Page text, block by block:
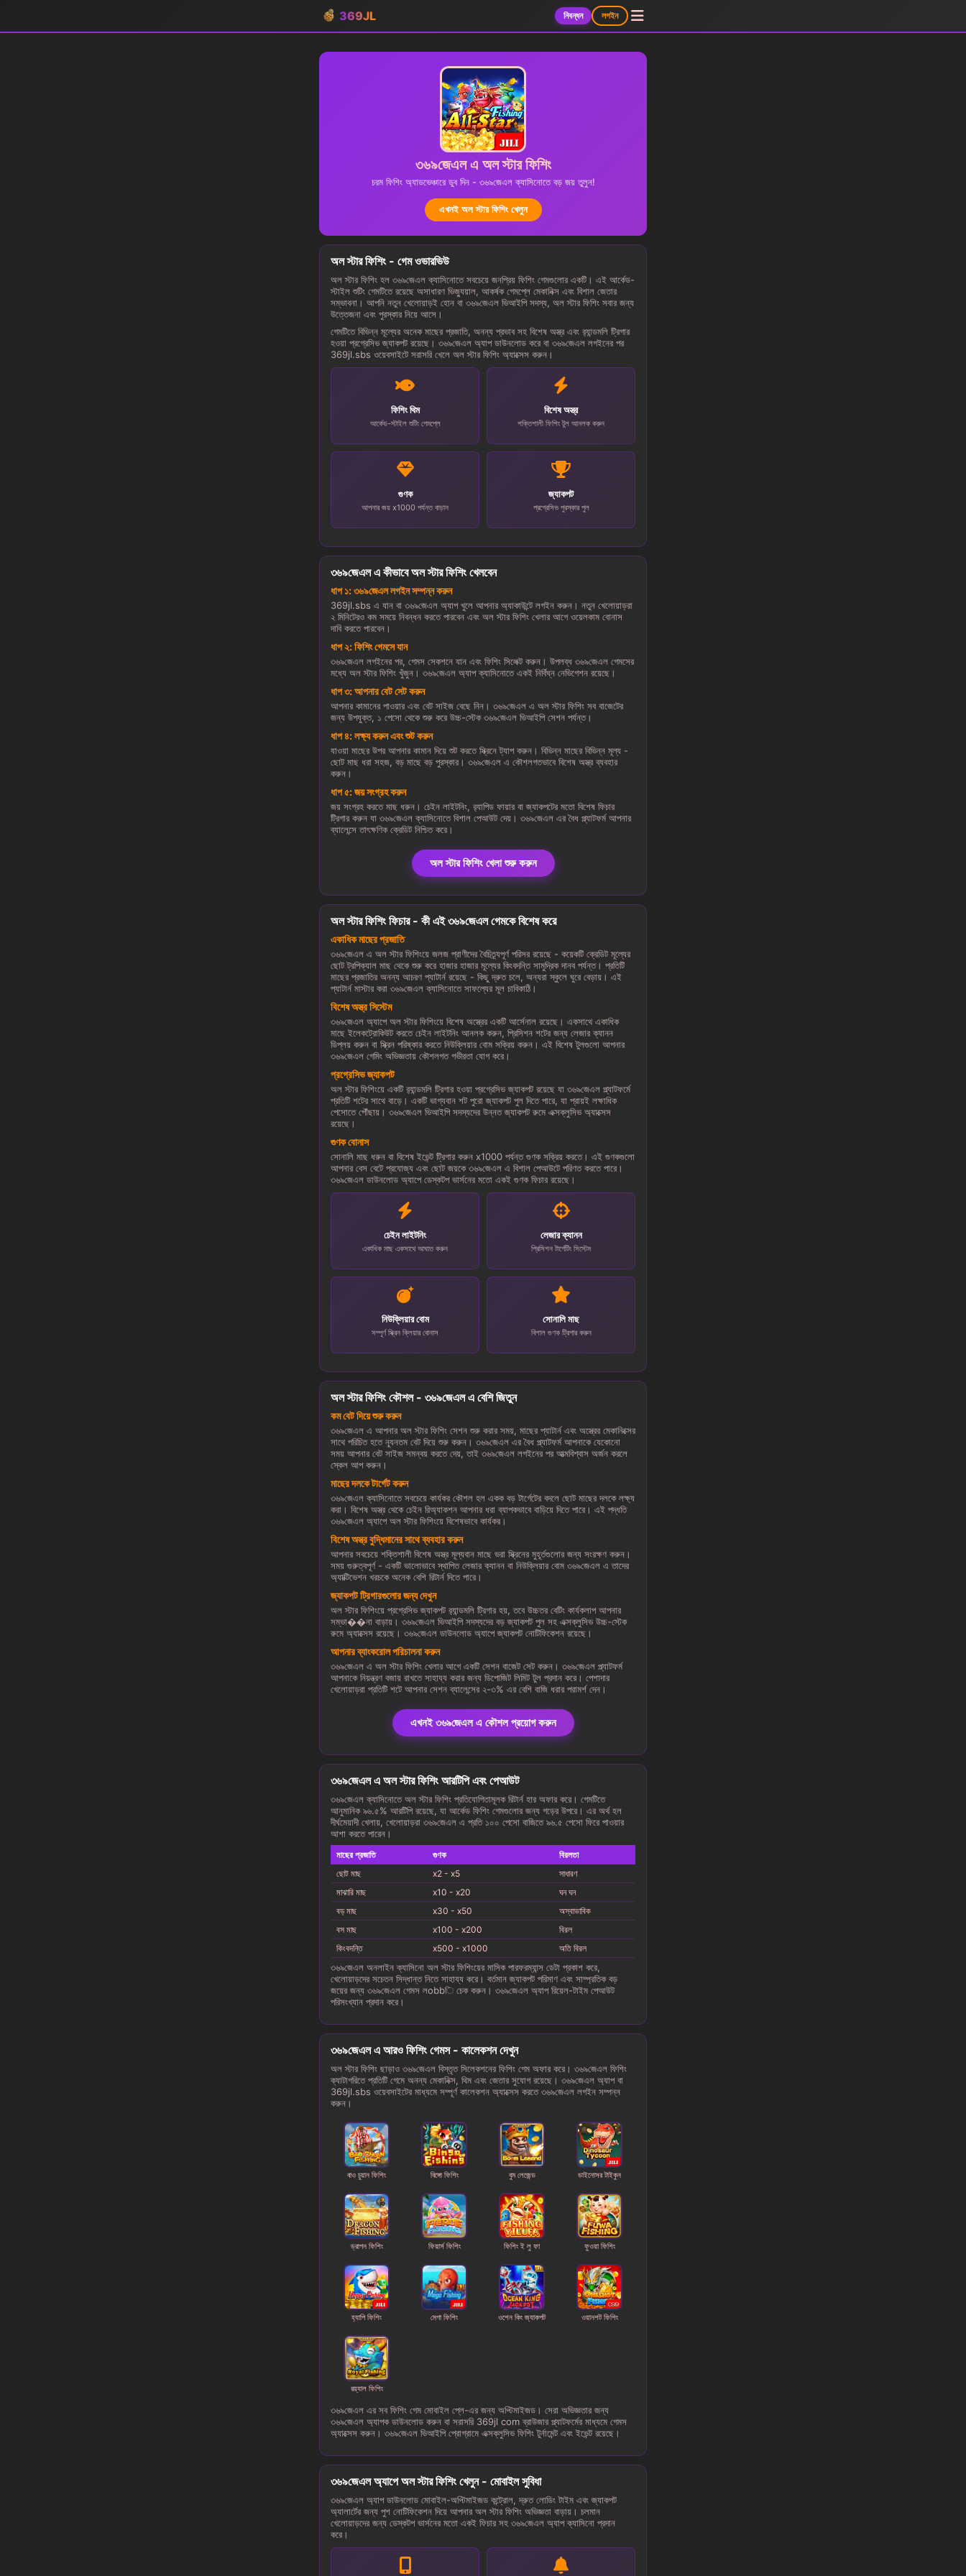
369JL নিবন্ধন লগইন
৩৬৯জেএল এ অল স্টার ফিশিং
চরম ফিশিং অ্যাডভেঞ্চারে ডুব দিন - ৩৬৯জেএল ক্যাসিনোতে বড় জয় তুলুন!
এখনই অল স্টার ফিশিং খেলুন
অল স্টার ফিশিং - গেম ওভারভিউ
অল স্টার ফিশিং হল ৩৬৯জেএল ক্যাসিনোতে সবচেয়ে জনপ্রিয় ফিশিং গেমগুলোর একটি। এই আর্কেড-
স্টাইল শুটিং গেমটিতে রয়েছে অসাধারণ ভিজ্যুয়াল, আকর্ষক গেমপ্লে মেকানিক্স এবং বিশাল জেতার
সম্ভাবনা। আপনি নতুন খেলোয়াড়ই হোন বা ৩৬৯জেএল ভিআইপি সদস্য, অল স্টার ফিশিং সবার জন্য
উত্তেজনা এবং পুরস্কার নিয়ে আসে।
গেমটিতে বিভিন্ন মূল্যের অনেক মাছের প্রজাতি, অনন্য প্রভাব সহ বিশেষ অস্ত্র এবং র‍্যান্ডমলি ট্রিগার
হওয়া প্রগ্রেসিভ জ্যাকপট রয়েছে। ৩৬৯জেএল অ্যাপ ডাউনলোড করে বা ৩৬৯জেএল লগইনের পর
369jl.sbs ওয়েবসাইটে সরাসরি খেলে অল স্টার ফিশিং অ্যাক্সেস করুন।
ফিশিং থিম
আর্কেড-স্টাইল শুটিং গেমপ্লে
বিশেষ অস্ত্র
শক্তিশালী ফিশিং টুল আনলক করুন
গুণক
আপনার জয় x1000 পর্যন্ত বাড়ান
জ্যাকপট
প্রগ্রেসিভ পুরস্কার পুল
৩৬৯জেএল এ কীভাবে অল স্টার ফিশিং খেলবেন
ধাপ ১: ৩৬৯জেএল লগইন সম্পন্ন করুন
369jl.sbs এ যান বা ৩৬৯জেএল অ্যাপ খুলে আপনার অ্যাকাউন্টে লগইন করুন। নতুন খেলোয়াড়রা
২ মিনিটেরও কম সময়ে নিবন্ধন করতে পারবেন এবং অল স্টার ফিশিং খেলার আগে ওয়েলকাম বোনাস
দাবি করতে পারবেন।
ধাপ ২: ফিশিং গেমসে যান
৩৬৯জেএল লগইনের পর, গেমস সেকশনে যান এবং ফিশিং সিলেক্ট করুন। উপলব্ধ ৩৬৯জেএল গেমসের
মধ্যে অল স্টার ফিশিং খুঁজুন। ৩৬৯জেএল অ্যাপ ক্যাসিনোতে একই নির্বিঘ্ন নেভিগেশন রয়েছে।
ধাপ ৩: আপনার বেট সেট করুন
আপনার কামানের পাওয়ার এবং বেট সাইজ বেছে নিন। ৩৬৯জেএল এ অল স্টার ফিশিং সব বাজেটের
জন্য উপযুক্ত, ১ পেসো থেকে শুরু করে উচ্চ-স্টেক ৩৬৯জেএল ভিআইপি সেশন পর্যন্ত।
ধাপ ৪: লক্ষ্য করুন এবং শুট করুন
যাওয়া মাছের উপর আপনার কামান দিয়ে শুট করতে স্ক্রিনে ট্যাপ করুন। বিভিন্ন মাছের বিভিন্ন মূল্য -
ছোট মাছ ধরা সহজ, বড় মাছে বড় পুরস্কার। ৩৬৯জেএল এ কৌশলগতভাবে বিশেষ অস্ত্র ব্যবহার
করুন।
ধাপ ৫: জয় সংগ্রহ করুন
জয় সংগ্রহ করতে মাছ ধরুন। চেইন লাইটনিং, র‍্যাপিড ফায়ার বা জ্যাকপটের মতো বিশেষ ফিচার
ট্রিগার করুন যা ৩৬৯জেএল ক্যাসিনোতে বিশাল পেআউট দেয়। ৩৬৯জেএল এর বৈধ প্ল্যাটফর্ম আপনার
ব্যালেন্সে তাৎক্ষণিক ক্রেডিট নিশ্চিত করে।
অল স্টার ফিশিং খেলা শুরু করুন
অল স্টার ফিশিং ফিচার - কী এই ৩৬৯জেএল গেমকে বিশেষ করে
একাধিক মাছের প্রজাতি
৩৬৯জেএল এ অল স্টার ফিশিংয়ে জলজ প্রাণীদের বৈচিত্র্যপূর্ণ পরিসর রয়েছে - কয়েকটি ক্রেডিট মূল্যের
ছোট ট্রপিক্যাল মাছ থেকে শুরু করে হাজার হাজার মূল্যের কিংবদন্তি সামুদ্রিক দানব পর্যন্ত। প্রতিটি
মাছের প্রজাতির অনন্য আচরণ প্যাটার্ন রয়েছে - কিছু দ্রুত চলে, অন্যরা স্কুলে ঘুরে বেড়ায়। এই
প্যাটার্ন মাস্টার করা ৩৬৯জেএল ক্যাসিনোতে সাফল্যের মূল চাবিকাঠি।
বিশেষ অস্ত্র সিস্টেম
৩৬৯জেএল অ্যাপে অল স্টার ফিশিংয়ে বিশেষ অস্ত্রের একটি আর্সেনাল রয়েছে। একসাথে একাধিক
মাছে ইলেকট্রোকিউট করতে চেইন লাইটনিং আনলক করুন, প্রিসিশন শটের জন্য লেজার ক্যানন
ডিপ্লয় করুন বা স্ক্রিন পরিষ্কার করতে নিউক্লিয়ার বোম সক্রিয় করুন। এই বিশেষ টুলগুলো আপনার
৩৬৯জেএল গেমিং অভিজ্ঞতায় কৌশলগত গভীরতা যোগ করে।
প্রগ্রেসিভ জ্যাকপট
অল স্টার ফিশিংয়ে একটি র‍্যান্ডমলি ট্রিগার হওয়া প্রগ্রেসিভ জ্যাকপট রয়েছে যা ৩৬৯জেএল প্ল্যাটফর্মে
প্রতিটি শটের সাথে বাড়ে। একটি ভাগ্যবান শট পুরো জ্যাকপট পুল দিতে পারে, যা প্রায়ই লক্ষাধিক
পেসোতে পৌঁছায়। ৩৬৯জেএল ভিআইপি সদস্যদের উন্নত জ্যাকপট রুমে এক্সক্লুসিভ অ্যাক্সেস
রয়েছে।
গুণক বোনাস
সোনালি মাছ ধরুন বা বিশেষ ইভেন্ট ট্রিগার করুন x1000 পর্যন্ত গুণক সক্রিয় করতে। এই গুণকগুলো
আপনার বেস বেটে প্রযোজ্য এবং ছোট জয়কে ৩৬৯জেএল এ বিশাল পেআউটে পরিণত করতে পারে।
৩৬৯জেএল ডাউনলোড অ্যাপে ডেস্কটপ ভার্সনের মতো একই গুণক ফিচার রয়েছে।
চেইন লাইটনিং
একাধিক মাছ একসাথে আঘাত করুন
লেজার ক্যানন
প্রিসিশন টার্গেটিং সিস্টেম
নিউক্লিয়ার বোম
সম্পূর্ণ স্ক্রিন ক্লিয়ার বোনাস
সোনালি মাছ
বিশাল গুণক ট্রিগার করুন
অল স্টার ফিশিং কৌশল - ৩৬৯জেএল এ বেশি জিতুন
কম বেট দিয়ে শুরু করুন
৩৬৯জেএল এ আপনার অল স্টার ফিশিং সেশন শুরু করার সময়, মাছের প্যাটার্ন এবং অস্ত্রের মেকানিক্সের
সাথে পরিচিত হতে ন্যূনতম বেট দিয়ে শুরু করুন। ৩৬৯জেএল এর বৈধ প্ল্যাটফর্ম আপনাকে যেকোনো
সময় আপনার বেট সাইজ সমন্বয় করতে দেয়, তাই ৩৬৯জেএল লগইনের পর আত্মবিশ্বাস অর্জন করলে
স্কেল আপ করুন।
মাছের দলকে টার্গেট করুন
৩৬৯জেএল ক্যাসিনোতে সবচেয়ে কার্যকর কৌশল হল একক বড় টার্গেটের বদলে ছোট মাছের দলকে লক্ষ্য
করা। বিশেষ অস্ত্র থেকে চেইন রিঅ্যাকশন আপনার ধরা ব্যাপকভাবে বাড়িয়ে দিতে পারে। এই পদ্ধতি
৩৬৯জেএল অ্যাপে অল স্টার ফিশিংয়ে বিশেষভাবে কার্যকর।
বিশেষ অস্ত্র বুদ্ধিমানের সাথে ব্যবহার করুন
আপনার সবচেয়ে শক্তিশালী বিশেষ অস্ত্র মূল্যবান মাছে ভরা স্ক্রিনের মুহূর্তগুলোর জন্য সংরক্ষণ করুন।
সময় গুরুত্বপূর্ণ - একটি ভালোভাবে স্থাপিত লেজার ক্যানন বা নিউক্লিয়ার বোম ৩৬৯জেএল এ তাদের
অ্যাক্টিভেশন খরচকে অনেক বেশি রিটার্ন দিতে পারে।
জ্যাকপট ট্রিগারগুলোর জন্য দেখুন
অল স্টার ফিশিংয়ে প্রগ্রেসিভ জ্যাকপট র‍্যান্ডমলি ট্রিগার হয়, তবে উচ্চতর বেটিং কার্যকলাপ আপনার
সম্ভা��না বাড়ায়। ৩৬৯জেএল ভিআইপি সদস্যদের বড় জ্যাকপট পুল সহ এক্সক্লুসিভ উচ্চ-স্টেক
রুমে অ্যাক্সেস রয়েছে। ৩৬৯জেএল ডাউনলোড অ্যাপে জ্যাকপট নোটিফিকেশন রয়েছে।
আপনার ব্যাংকরোল পরিচালনা করুন
৩৬৯জেএল এ অল স্টার ফিশিং খেলার আগে একটি সেশন বাজেট সেট করুন। ৩৬৯জেএল প্ল্যাটফর্ম
আপনাকে নিয়ন্ত্রণ বজায় রাখতে সাহায্য করার জন্য ডিপোজিট লিমিট টুল প্রদান করে। পেশাদার
খেলোয়াড়রা প্রতিটি শটে আপনার সেশন ব্যালেন্সের ২-৩% এর বেশি বাজি ধরার পরামর্শ দেন।
এখনই ৩৬৯জেএল এ কৌশল প্রয়োগ করুন
৩৬৯জেএল এ অল স্টার ফিশিং আরটিপি এবং পেআউট
৩৬৯জেএল ক্যাসিনোতে অল স্টার ফিশিং প্রতিযোগিতামূলক রিটার্ন হার অফার করে। গেমটিতে
আনুমানিক ৯৬.৫% আরটিপি রয়েছে, যা আর্কেড ফিশিং গেমগুলোর জন্য গড়ের উপরে। এর অর্থ হল
দীর্ঘমেয়াদী খেলায়, খেলোয়াড়রা ৩৬৯জেএল এ প্রতি ১০০ পেসো বাজিতে ৯৬.৫ পেসো ফিরে পাওয়ার
আশা করতে পারেন।
মাছের প্রজাতি গুণক
বিরলতা
ছোট মাছ
x2 - x5
সাধারণ
মাঝারি মাছ
x10 - x20
ঘন ঘন
বড় মাছ
x30 - x50
অস্বাভাবিক
বস মাছ
x100 - x200
বিরল
কিংবদন্তি
x500 - x1000 অতি বিরল
৩৬৯জেএল অনলাইন ক্যাসিনো অল স্টার ফিশিংয়ের মাসিক পারফরম্যান্স ডেটা প্রকাশ করে,
খেলোয়াড়দের সচেতন সিদ্ধান্ত নিতে সাহায্য করে। বর্তমান জ্যাকপট পরিমাণ এবং সাম্প্রতিক বড়
জয়ের জন্য ৩৬৯জেএল গেমস লobbি চেক করুন। ৩৬৯জেএল অ্যাপ রিয়েল-টাইম পেআউট
পরিসংখ্যান প্রদান করে।
৩৬৯জেএল এ আরও ফিশিং গেমস - কালেকশন দেখুন
অল স্টার ফিশিং ছাড়াও ৩৬৯জেএল বিস্তৃত সিলেকশনের ফিশিং গেম অফার করে। ৩৬৯জেএল ফিশিং
ক্যাটাগরিতে প্রতিটি গেমে অনন্য মেকানিক্স, থিম এবং জেতার সুযোগ রয়েছে। ৩৬৯জেএল অ্যাপ বা
369jl.sbs ওয়েবসাইটের মাধ্যমে সম্পূর্ণ কালেকশন অ্যাক্সেস করতে ৩৬৯জেএল লগইন সম্পন্ন
করুন।
বাও চুয়ান ফিশিং বিঙ্গো ফিশিং বুম লেজেন্ড ডাইনোসর টাইকুন
ড্রাগন ফিশিং ফিয়ার্স ফিশিং ফিশিং ই লু ফা ফুওয়া ফিশিং
হ্যাপি ফিশিং মেগা ফিশিং ওশেন কিং জ্যাকপট ওয়ানশট ফিশিং
রয়্যাল ফিশিং
৩৬৯জেএল এর সব ফিশিং গেম মোবাইল প্লে-এর জন্য অপ্টিমাইজড। সেরা অভিজ্ঞতার জন্য
৩৬৯জেএল অ্যাপক ডাউনলোড করুন বা সরাসরি 369jl com ব্রাউজার প্ল্যাটফর্মের মাধ্যমে গেমস
অ্যাক্সেস করুন। ৩৬৯জেএল ভিআইপি প্রোগ্রামে এক্সক্লুসিভ ফিশিং টুর্নামেন্ট এবং ইভেন্ট রয়েছে।
৩৬৯জেএল অ্যাপে অল স্টার ফিশিং খেলুন - মোবাইল সুবিধা
৩৬৯জেএল অ্যাপ ডাউনলোড মোবাইল-অপ্টিমাইজড কন্ট্রোল, দ্রুত লোডিং টাইম এবং জ্যাকপট
অ্যালার্টের জন্য পুশ নোটিফিকেশন দিয়ে আপনার অল স্টার ফিশিং অভিজ্ঞতা বাড়ায়। চলমান
খেলোয়াড়দের জন্য ডেস্কটপ ভার্সনের মতো একই ফিচার সহ ৩৬৯জেএল অ্যাপ ক্যাসিনো প্রদান
করে।